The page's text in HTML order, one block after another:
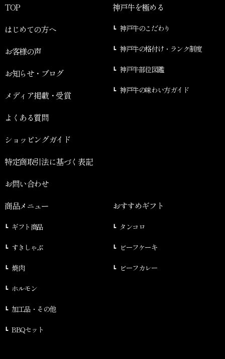
TOP
はじめての方へ
お客様の声
お知らせ・ブログ
メディア掲載・受賞
よくある質問
ショッピングガイド
特定商取引法に基づく表記
お問い合わせ
神戸牛を極める
神戸牛のこだわり
神戸牛の格付け・ランク制度
神戸牛部位図鑑
神戸牛の味わい方ガイド
商品メニュー
ギフト商品
すきしゃぶ
焼肉
ホルモン
加工品・その他
BBQセット
おすすめギフト
タンコロ
ビーフケーキ
ビーフカレー